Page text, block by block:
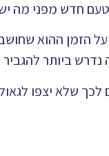
חדש מפני מה
הזמן ההוא
ביותר
שלא יצפו